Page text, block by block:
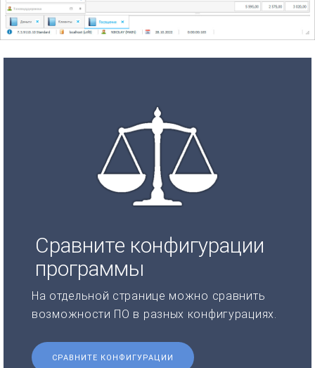
Сравните конфигурации
программы
На отдельной странице можно сравнить
возможности ПО в разных конфигурациях.
СРАВНИТЕ КОНФИГУРАЦИИ